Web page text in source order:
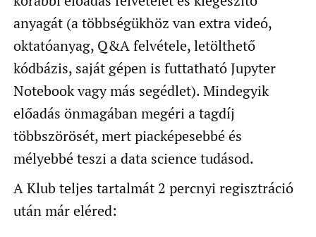
anyagát (a többségükhöz van extra videó,
oktatóanyag, Q&A felvétele, letölthető
kódbázis, saját gépen is futtatható Jupyter
Notebook vagy más segédlet). Mindegyik
előadás önmagában megéri a tagdíj
többszörösét, mert piacképesebbé és
mélyebbé teszi a data science tudásod.
A Klub teljes tartalmát 2 percnyi regisztráció
után már eléred: